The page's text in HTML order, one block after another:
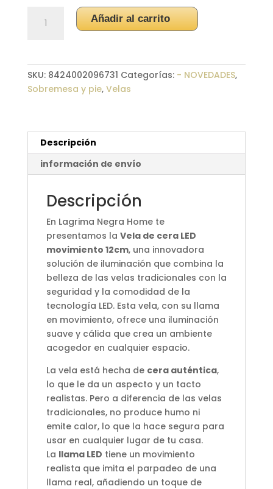
movimiento
12cm
Añadir al carrito
SKU: 8424002096731 Categorías: - NOVEDADES,
Sobremesa y pie, Velas
Descripción
información de envío
Descripción
En Lagrima Negra Home te
presentamos la Vela de cera LED
movimiento 12cm, una innovadora
solución de iluminación que combina la
belleza de las velas tradicionales con la
seguridad y la comodidad de la
tecnología LED. Esta vela, con su llama
en movimiento, ofrece una iluminación
suave y cálida que crea un ambiente
acogedor en cualquier espacio.
La vela está hecha de cera auténtica,
lo que le da un aspecto y un tacto
realistas. Pero a diferencia de las velas
tradicionales, no produce humo ni
emite calor, lo que la hace segura para
usar en cualquier lugar de tu casa.
La llama LED tiene un movimiento
realista que imita el parpadeo de una
llama real, añadiendo un toque de